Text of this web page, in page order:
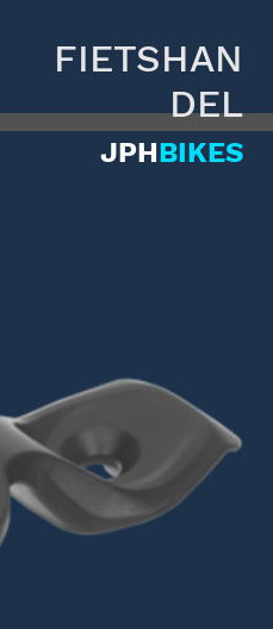
FIETSHAN
DEL
JPHBIKES